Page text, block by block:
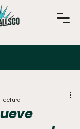
lectura